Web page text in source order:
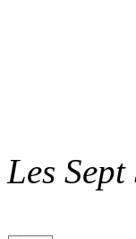
Les